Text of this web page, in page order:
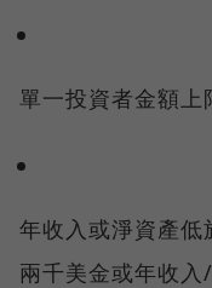
單一投資者金額上
年收入或淨資產低
兩千美金或年收